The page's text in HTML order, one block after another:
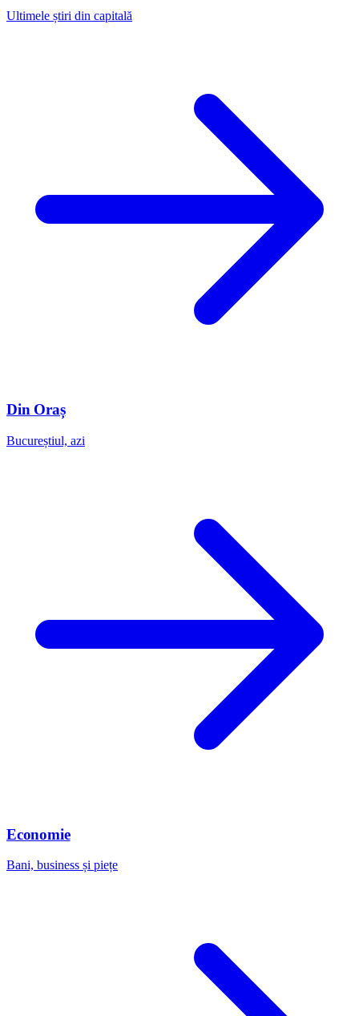
Ultimele știri din capitală
Din Oraș
Bucureștiul, azi
Economie
Bani, business și piețe